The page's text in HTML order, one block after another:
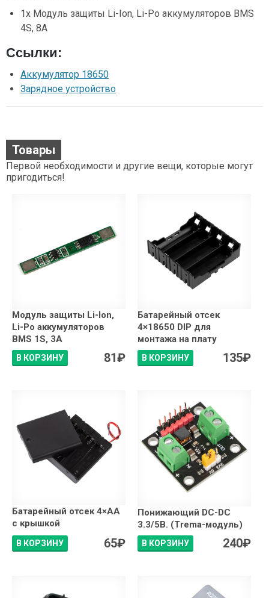
1x Модуль защиты Li-Ion, Li-Po аккумуляторов BMS
4S, 8A
Ссылки:
Аккумулятор 18650
Зарядное устройство
Товары
Первой необходимости и другие вещи, которые могут
пригодиться!
Модуль защиты Li-Ion,
Li-Po аккумуляторов
BMS 1S, 3A
В КОРЗИНУ 81₽
Батарейный отсек
4×18650 DIP для
монтажа на плату
В КОРЗИНУ 135₽
Батарейный отсек 4×АA
с крышкой
В КОРЗИНУ 65₽
Понижающий DC-DC
3.3/5В. (Trema-модуль)
В КОРЗИНУ 240₽